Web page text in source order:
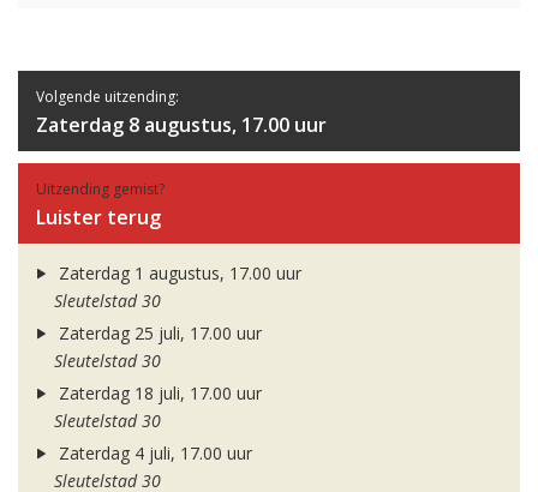
Volgende uitzending:
Zaterdag 8 augustus, 17.00 uur
Uitzending gemist?
Luister terug
Zaterdag 1 augustus, 17.00 uur
Sleutelstad 30
Zaterdag 25 juli, 17.00 uur
Sleutelstad 30
Zaterdag 18 juli, 17.00 uur
Sleutelstad 30
Zaterdag 4 juli, 17.00 uur
Sleutelstad 30